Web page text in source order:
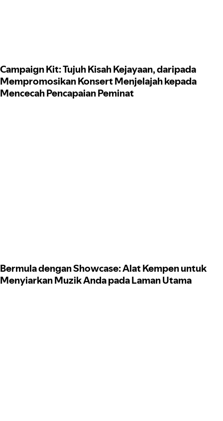
Campaign Kit: Tujuh Kisah Kejayaan, daripada
Mempromosikan Konsert Menjelajah kepada
Mencecah Pencapaian Peminat
Bermula dengan Showcase: Alat Kempen untuk
Menyiarkan Muzik Anda pada Laman Utama